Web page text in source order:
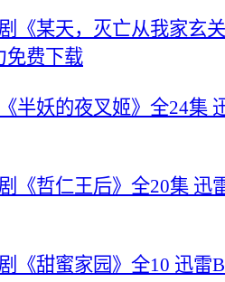
《某天，灭亡从我家玄
免费下载
半妖的夜叉姬》全24集
《哲仁王后》全20集 迅
《甜蜜家园》全10 迅雷